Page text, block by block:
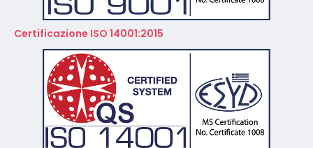
Certificazione ISO 14001:2015